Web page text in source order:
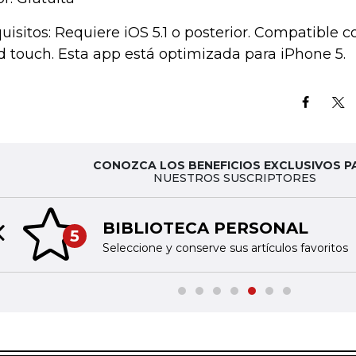
Requiere iOS 5.1 o posterior. Compatible
touch. Esta app está optimizada para iPhone 5.
CONOZCA LOS BENEFICIOS EXCLUSIVOS
NUESTROS SUSCRIPTORES
5 BIBLIOTECA PERSONAL
Seleccione y conserve sus artículos favoritos
slide